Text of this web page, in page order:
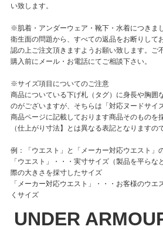
い致します。
※肌着・アンダーウェア・靴下・水着につきま
衛生面の問題から、すべての返品をお断りして
認の上ご注文頂きますようお願い致します。ご
購入前にメール・お電話にてご相談下さい。
※サイズ項目についてのご注意
商品についている下げ札（タグ）に身長や胸囲
のがございますが、そちらは「対応ヌードサイ
商品ページに記載しております商品そのものを
（仕上がり寸法】とは異なる表記となりますの
例：「ウエスト」と「メーカー対応ウエスト」
「ウエスト」・・・実寸サイズ（製品を平ら
際の大きさを採寸したサイズ
「メーカー対応ウエスト」・・・お客様のウ
くサイズ
UNDER